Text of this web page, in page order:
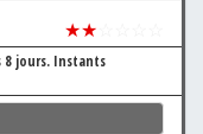
★★
8 jours. Instants